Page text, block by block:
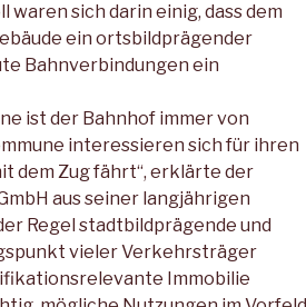
sich darin einig, dass dem
ein ortsbildprägender
Bahnverbindungen ein
ist der Bahnhof immer von
interessieren sich für ihren
dem Zug fährt“, erklärte der
aus seiner langjährigen
Regel stadtbildprägende und
vieler Verkehrsträger
Immobilie